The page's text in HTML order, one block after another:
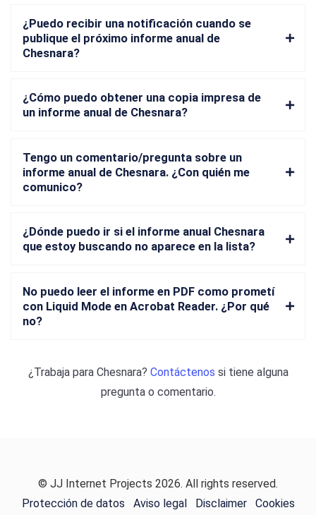
¿Puedo recibir una notificación cuando se
publique el próximo informe anual de
Chesnara?
¿Cómo puedo obtener una copia impresa de
un informe anual de Chesnara?
Tengo un comentario/pregunta sobre un
informe anual de Chesnara. ¿Con quién me
comunico?
¿Dónde puedo ir si el informe anual Chesnara
que estoy buscando no aparece en la lista?
No puedo leer el informe en PDF como prometí
con Liquid Mode en Acrobat Reader. ¿Por qué
no?
¿Trabaja para Chesnara? Contáctenos si tiene alguna
pregunta o comentario.
© JJ Internet Projects 2026. All rights reserved.
Protección de datos
Aviso legal Disclaimer Cookies